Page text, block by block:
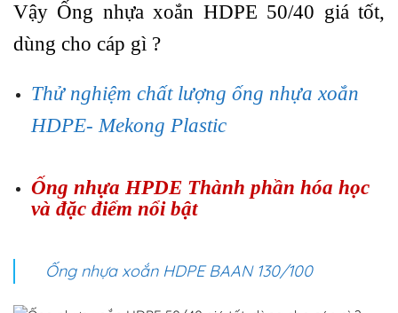
Vậy Ống nhựa xoắn HDPE 50/40 giá tốt,
dùng cho cáp gì ?
Thử nghiệm chất lượng ống nhựa xoắn
HDPE- Mekong Plastic
Ống nhựa HPDE Thành phần hóa học
và đặc điểm nổi bật
Ống nhựa xoắn HDPE BAAN 130/100